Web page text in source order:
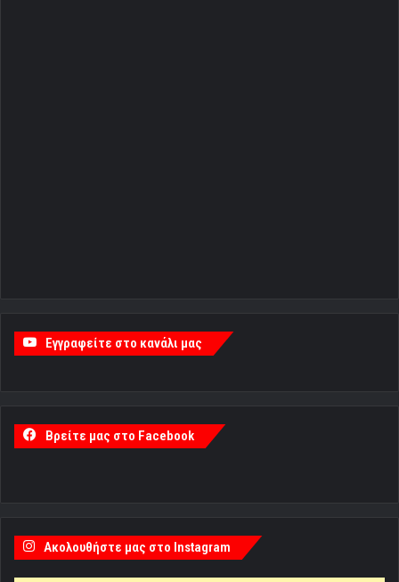
Εγγραφείτε στο κανάλι μας
Βρείτε μας στο Facebook
Ακολουθήστε μας στο Instagram